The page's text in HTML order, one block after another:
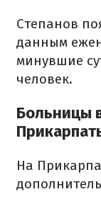
Степанов
данным
минувшие
человек.
Больницы
На